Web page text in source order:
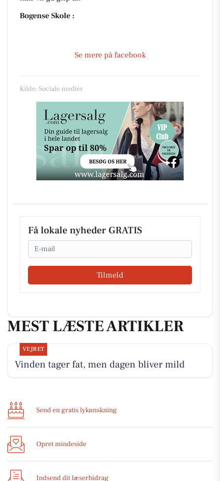
Bogense Skole :
Se mere på facebook
Kilde: Sociale medier
Få lokale nyheder GRATIS
Email
Tilmeld
MEST LÆSTE ARTIKLER
VEJRET
Vinden tager fat, men dagen bliver mild
Send en gratis lykønskning
Opret mindeside
Indsend dit læserbidrag